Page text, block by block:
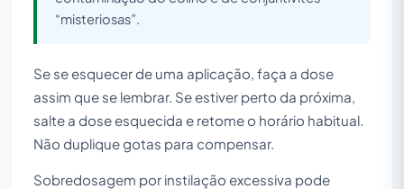
“misteriosas”.
Se se esquecer de uma aplicação, faça a dose
assim que se lembrar. Se estiver perto da próxima,
salte a dose esquecida e retome o horário habitual.
Não duplique gotas para compensar.
Sobredosagem por instilação excessiva pode